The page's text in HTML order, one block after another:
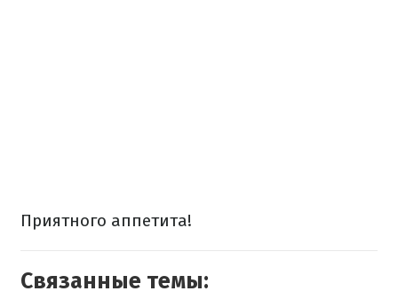
Приятного аппетита!⠀
Связанные темы: